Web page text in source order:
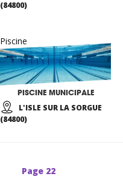
(84800)
Piscine
PISCINE MUNICIPALE
L'ISLE SUR LA SORGUE
(84800)
Page 22